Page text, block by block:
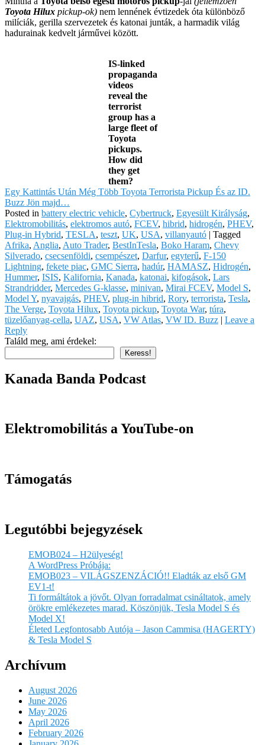
Toyota Hilux pickup-ok) nem lennének évtizedek óta különböző
milíciák, gerilla szervezetek és katonai junták, a harmadik világ
hadurainak kedvelt járművei között.
IS-linked
propaganda
videos
reveal the
terrorist
group has a
large fleet of
Toyota
pickups.
How did
they get
them?
Egy Kattintás Után Még Több Toyota Terrorista Pickup És az ID.
Buzz Jön majd…
Posted in battery electric vehicle, Cybertruck, Egyesült Királyság,
Elektromobilitás, elektromos autó, FCEV, hibrid, hidrogén, PHEV,
Plug-in Hybrid, TESLA, teszt, UK, USA, villanyautó | Tagged
Afrika, Anglia, Auto Trader, BestInTesla, Boko Haram, Chevy
Silverado, csecsenföldi, csempészet, Darfur, egyterű, F-150
Lightning, fekete piac, GMC Sierra, hadúr, HAMASZ, Hidrogén,
Hummer, ISIS, Kalifornia, Kanada, katonai, kifogások, Lars
Strandridder, Mercedes G-klasse, minivan, Mirai FCEV, Model S,
Model Y, nyavajgás, PHEV, plug-in hibrid, Rory, terrorista, Tesla,
The Verge, Toyota Hilux, Toyota pickup, Toyota War, túra,
tüzelőanyag-cella, UAZ, USA, VW Atlas, VW ID. Buzz | Leave a
Reply
Találd meg, ami érdekel:
Keress!
Kanada Banda Podcast
Elektromobilitás a YouTube-on
Támogatás
Legutóbbi bejegyzések
EMOB024 – H2ülyeség!
A WordPress Próbája:
EMOB023 – VILÁGSZENZÁCIÓ!! Eladták az első GM
EV1-t!
Ti formáltátok a jövőt. Olyan forradalmat csináltatok, amely
örökre emlékezetes marad. Köszönjük, Tesla Model S és
Model X!
Életed Legfontosabb Autója – Jason Cammisa (HAGERTY)
& Tesla Model S
Archívum
August 2026
June 2026
May 2026
April 2026
February 2026